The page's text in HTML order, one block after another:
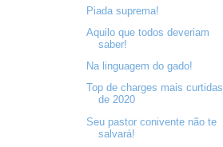
Piada suprema!
Aquilo que todos deveriam
saber!
Na linguagem do gado!
Top de charges mais curtidas
de 2020
Seu pastor conivente não te
salvará!